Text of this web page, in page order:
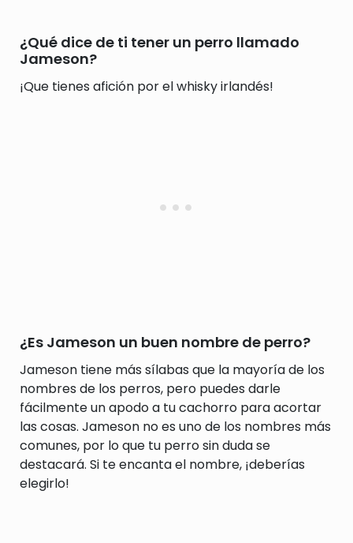
¿Qué dice de ti tener un perro llamado
Jameson?
¡Que tienes afición por el whisky irlandés!
¿Es Jameson un buen nombre de perro?
Jameson tiene más sílabas que la mayoría de los
nombres de los perros, pero puedes darle
fácilmente un apodo a tu cachorro para acortar
las cosas. Jameson no es uno de los nombres más
comunes, por lo que tu perro sin duda se
destacará. Si te encanta el nombre, ¡deberías
elegirlo!